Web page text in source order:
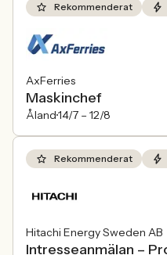
Rekommenderat
AxFerries
Maskinchef
Åland14/7 – 12/8
Rekommenderat
Hitachi Energy Sweden AB
Intresseanmälan –